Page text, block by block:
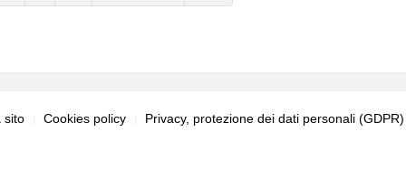
sito Cookies policy Privacy, protezione dei dati personali